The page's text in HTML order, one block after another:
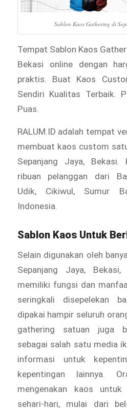
Sablon Kaos Gathering di
Tempat Sablon Kaos
Bekasi online dengan
praktis. Buat Kaos
Sendiri Kualitas Terbaik.
Puas.
RALUM.ID adalah tempat
membuat kaos custom
Sepanjang Jaya, Bekasi.
ribuan pelanggan dari
Udik, Cikiwul, Sumur
Indonesia.
Sablon Kaos Untuk
Selain digunakan oleh
Sepanjang Jaya,
memiliki fungsi dan
seringkali disepelekan
dipakai hampir seluruh
gathering satuan juga
sebagai salah satu media
informasi untuk
kepentingan lainnya.
mengenakan kaos
sehari-hari, mulai dari